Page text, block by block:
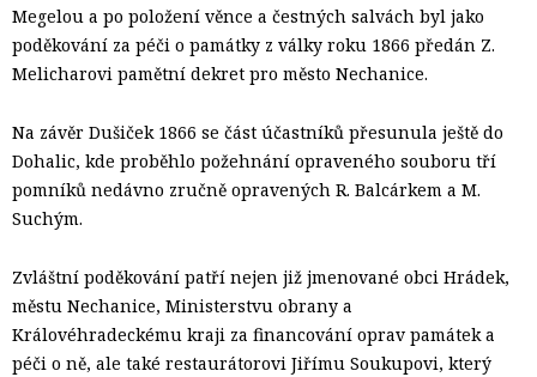
Megelou a po položení věnce a čestných salvách byl jako
poděkování za péči o památky z války roku 1866 předán Z.
Melicharovi pamětní dekret pro město Nechanice.
Na závěr Dušiček 1866 se část účastníků přesunula ještě do
Dohalic, kde proběhlo požehnání opraveného souboru tří
pomníků nedávno zručně opravených R. Balcárkem a M.
Suchým.
Zvláštní poděkování patří nejen již jmenované obci Hrádek,
městu Nechanice, Ministerstvu obrany a
Královéhradeckému kraji za financování oprav památek a
péči o ně, ale také restaurátorovi Jiřímu Soukupovi, který